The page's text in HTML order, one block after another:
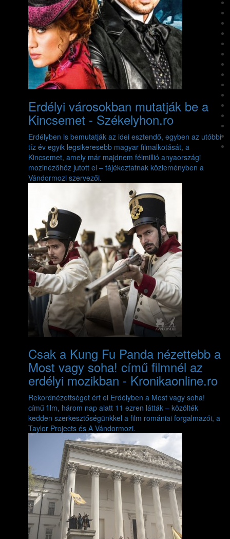
Erdélyi városokban mutatják be a
Kincsemet - Székelyhon.ro
Erdélyben is bemutatják az idei esztendő, egyben az utóbbi
tíz év egyik legsikeresebb magyar filmalkotását, a
Kincsemet, amely már majdnem félmillió anyaországi
mozinézőhöz jutott el – tájékoztatnak közleményben a
Vándormozi szervezői.
Csak a Kung Fu Panda nézettebb a
Most vagy soha! című filmnél az
erdélyi mozikban - Kronikaonline.ro
Rekordnézettséget ért el Erdélyben a Most vagy soha!
című film, három nap alatt 11 ezren látták – közölték
kedden szerkesztőségünkkel a film romániai forgalmazói, a
Taylor Projects és A Vándormozi.